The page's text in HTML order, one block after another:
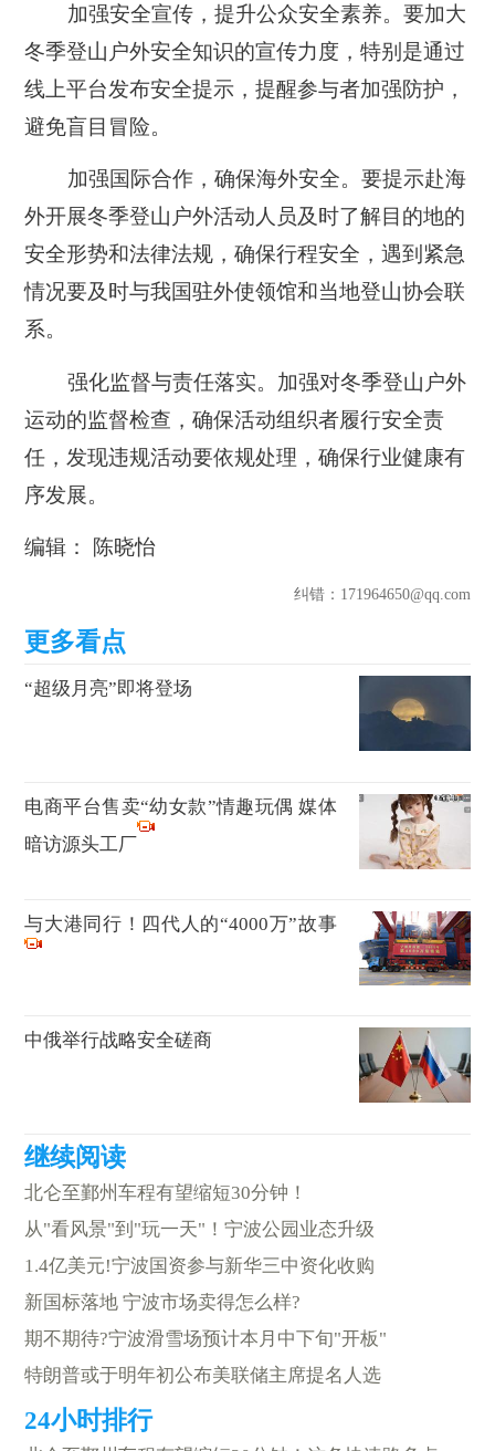
加强安全宣传，提升公众安全素养。要加大
冬季登山户外安全知识的宣传力度，特别是通过
线上平台发布安全提示，提醒参与者加强防护，
避免盲目冒险。
加强国际合作，确保海外安全。要提示赴海
外开展冬季登山户外活动人员及时了解目的地的
安全形势和法律法规，确保行程安全，遇到紧急
情况要及时与我国驻外使领馆和当地登山协会联
系。
强化监督与责任落实。加强对冬季登山户外
运动的监督检查，确保活动组织者履行安全责
任，发现违规活动要依规处理，确保行业健康有
序发展。
编辑： 陈晓怡
纠错：171964650@qq.com
“超级月亮”即将登场
电商平台售卖“幼女款”情趣玩偶 媒体
暗访源头工厂
与大港同行！四代人的“4000万”故事
中俄举行战略安全磋商
北仑至鄞州车程有望缩短30分钟！
从"看风景"到"玩一天"！宁波公园业态升级
1.4亿美元!宁波国资参与新华三中资化收购
新国标落地 宁波市场卖得怎么样?
期不期待?宁波滑雪场预计本月中下旬"开板"
特朗普或于明年初公布美联储主席提名人选